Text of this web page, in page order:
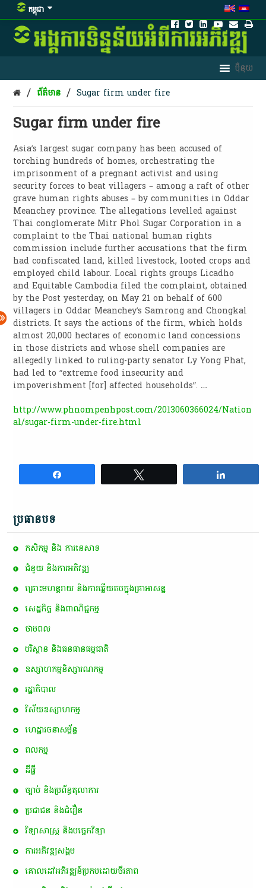
កម្ពុជា
/ ព័ត៌មាន / Sugar firm under fire
Sugar firm under fire
Asia’s largest sugar company has been accused of
torching hundreds of homes, orchestrating the
imprisonment of a pregnant activist and using
security forces to beat villagers – among a raft of other
grave human rights abuses – by communities in Oddar
Meanchey province. The allegations levelled against
Thai conglomerate Mitr Phol Sugar Corporation in a
complaint to the Thai national human rights
commission include further accusations that the firm
had confiscated land, killed livestock, looted crops and
employed child labour. Local rights groups Licadho
and Equitable Cambodia filed the complaint, obtained
by the Post yesterday, on May 21 on behalf of 600
villagers in Oddar Meanchey’s Samrong and Chongkal
districts. It says the actions of the firm, which holds
almost 20,000 hectares of economic land concessions
in those districts and whose shell companies are
allegedly linked to ruling-party senator Ly Yong Phat,
had led to “extreme food insecurity and
impoverishment [for] affected households”. …
http://www.phnompenhpost.com/2013060366024/Nation
al/sugar-firm-under-fire.html
ប្រធានបទ
កសិកម្ម​ និង​ ការ​នេ​សាទ​
ជំនួយ និងការអភិវឌ្ឍ
គ្រោះមហន្តរាយ និងការឆ្លើយតបក្នុងគ្រាអាសន្ន
សេដ្ឋកិច្ច និងពាណិជ្ជកម្ម
ថាមពល
បរិស្ថាន និងធនធានធម្មជាតិ
ឧស្សាហកម្មនិស្សារណកម្ម
រដ្ឋាភិបាល
វិស័យឧស្សាហកម្ម
ហេដ្ឋារចនាសម្ព័ន្ធ
ពល​កម្ម
ដីធ្លី
ច្បាប់ និងប្រព័ន្ធតុលាការ
ប្រជាជន និងជំរឿន
វិទ្យាសាស្ត្រ និងបច្ចេកវិទ្យា
ការ​អភិវឌ្ឍ​សង្គម
គោលដៅ​អភិវឌ្ឍន៍​ប្រកបដោយ​ចីរភាព